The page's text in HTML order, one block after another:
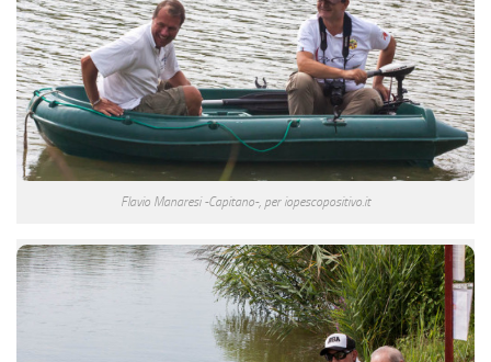
Flavio Manaresi -Capitano-, per iopescopositivo.it